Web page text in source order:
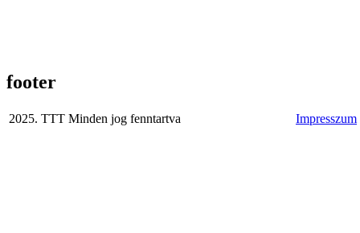
footer
2025. TTT Minden jog fenntartva Impresszum